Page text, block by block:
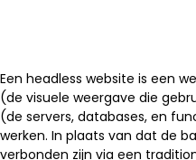
Een headless website is een
(de visuele weergave die
(de servers, databases, en
werken. In plaats van dat de
verbonden zijn via een